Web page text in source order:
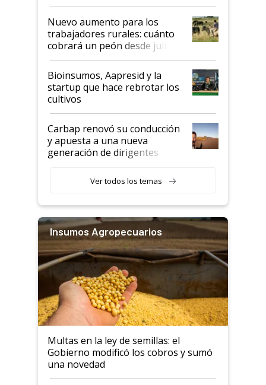
Nuevo aumento para los
trabajadores rurales: cuánto
cobrará un peón desde julio
Bioinsumos, Aapresid y la
startup que hace rebrotar los
cultivos
Carbap renovó su conducción
y apuesta a una nueva
generación de dirigentes
Ver todos los temas
Insumos Agropecuarios
Multas en la ley de semillas: el
Gobierno modificó los cobros y sumó
una novedad